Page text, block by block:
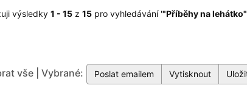
výsledky 1 - 15 z 15 pro vyhledávání '"Příběhy na lehátko"
vše | Vybrané: